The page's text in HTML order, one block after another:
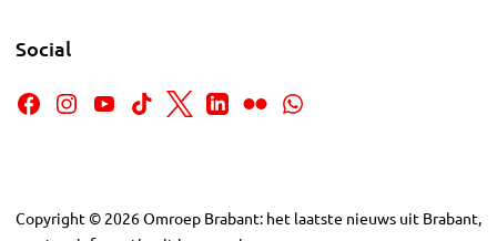
Social
Copyright © 2026Omroep Brabant: het laatste nieuws uit Brabant,